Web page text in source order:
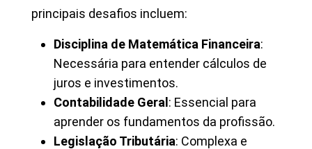
principais desafios incluem:
Disciplina de Matemática Financeira:
Necessária para entender cálculos de
juros e investimentos.
Contabilidade Geral : Essencial para
aprender os fundamentos da profissão.
Legislação Tributária: Complexa e